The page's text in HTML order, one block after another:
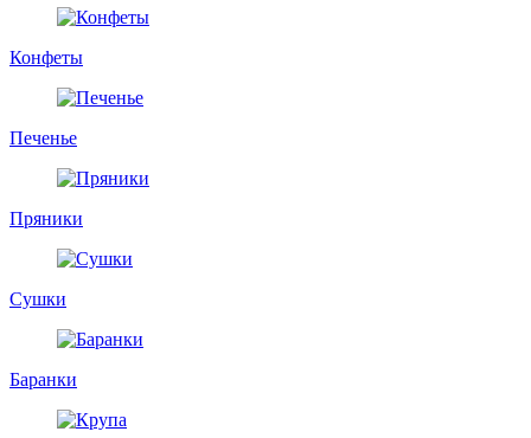
Конфеты
Печенье
Пряники
Сушки
Баранки